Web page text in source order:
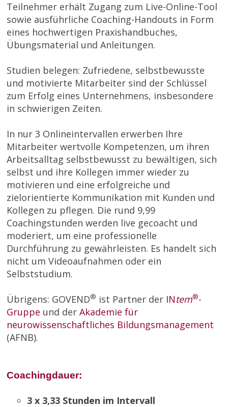
Teilnehmer erhält Zugang zum Live-Online-Tool
sowie ausführliche Coaching-Handouts in Form
eines hochwertigen Praxishandbuches,
Übungsmaterial und Anleitungen.
Studien belegen: Zufriedene, selbstbewusste
und motivierte Mitarbeiter sind der Schlüssel
zum Erfolg eines Unternehmens, insbesondere
in schwierigen Zeiten.
In nur 3 Onlineintervallen erwerben Ihre
Mitarbeiter wertvolle Kompetenzen, um ihren
Arbeitsalltag selbstbewusst zu bewältigen, sich
selbst und ihre Kollegen immer wieder zu
motivieren und eine erfolgreiche und
zielorientierte Kommunikation mit Kunden und
Kollegen zu pflegen. Die rund 9,99
Coachingstunden werden live gecoacht und
moderiert, um eine professionelle
Durchführung zu gewährleisten. Es handelt sich
nicht um Videoaufnahmen oder ein
Selbststudium.
Übrigens: GOVEND® ist Partner der INtem®-
Gruppe und derAkademie für
neurowissenschaftliches Bildungsmanagement
(AFNB).
Coachingdauer:
3 x 3,33 Stunden im Intervall